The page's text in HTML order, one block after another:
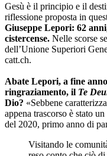
Gesù è il principio e il
riflessione proposta in
Giuseppe Lepori: 62
cistercense. Nelle scorse
dell’Unione Superiori
catt.ch.
Abate Lepori, a fine
ringraziamento, il Te
Dio? «Sebbene
appena trascorso è stato
del 2020, primo anno di
Visitando le